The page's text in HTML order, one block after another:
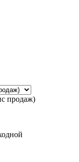
продаж)